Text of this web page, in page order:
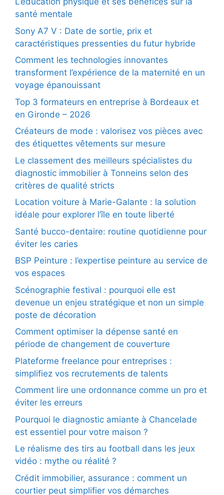
santé mentale
Sony A7 V : Date de sortie, prix et
caractéristiques pressenties du futur hybride
Comment les technologies innovantes
transforment l’expérience de la maternité en un
voyage épanouissant
Top 3 formateurs en entreprise à Bordeaux et
en Gironde – 2026
Créateurs de mode : valorisez vos pièces avec
des étiquettes vêtements sur mesure
Le classement des meilleurs spécialistes du
diagnostic immobilier à Tonneins selon des
critères de qualité stricts
Location voiture à Marie-Galante : la solution
idéale pour explorer l’île en toute liberté
Santé bucco-dentaire: routine quotidienne pour
éviter les caries
BSP Peinture : l’expertise peinture au service de
vos espaces
Scénographie festival : pourquoi elle est
devenue un enjeu stratégique et non un simple
poste de décoration
Comment optimiser la dépense santé en
période de changement de couverture
Plateforme freelance pour entreprises :
simplifiez vos recrutements de talents
Comment lire une ordonnance comme un pro et
éviter les erreurs
Pourquoi le diagnostic amiante à Chancelade
est essentiel pour votre maison ?
Le réalisme des tirs au football dans les jeux
vidéo : mythe ou réalité ?
Crédit immobilier, assurance : comment un
courtier peut simplifier vos démarches